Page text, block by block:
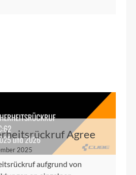
Agree
2025
aufgrund von